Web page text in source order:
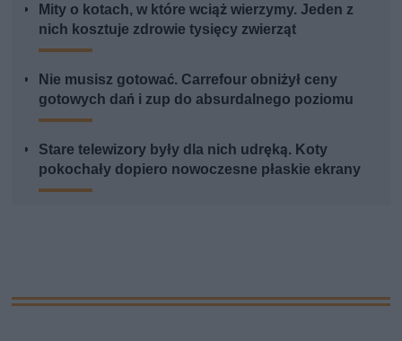
Mity o kotach, w które wciąż wierzymy. Jeden z
nich kosztuje zdrowie tysięcy zwierząt
Nie musisz gotować. Carrefour obniżył ceny
gotowych dań i zup do absurdalnego poziomu
Stare telewizory były dla nich udręką. Koty
pokochały dopiero nowoczesne płaskie ekrany